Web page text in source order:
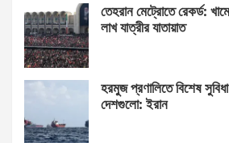
তেহরান মেট্রোতে রেকর্ড:
লাখ যাত্রীর যাতায়াত
হরমুজ প্রণালিতে বিশেষ
দেশগুলো: ইরান